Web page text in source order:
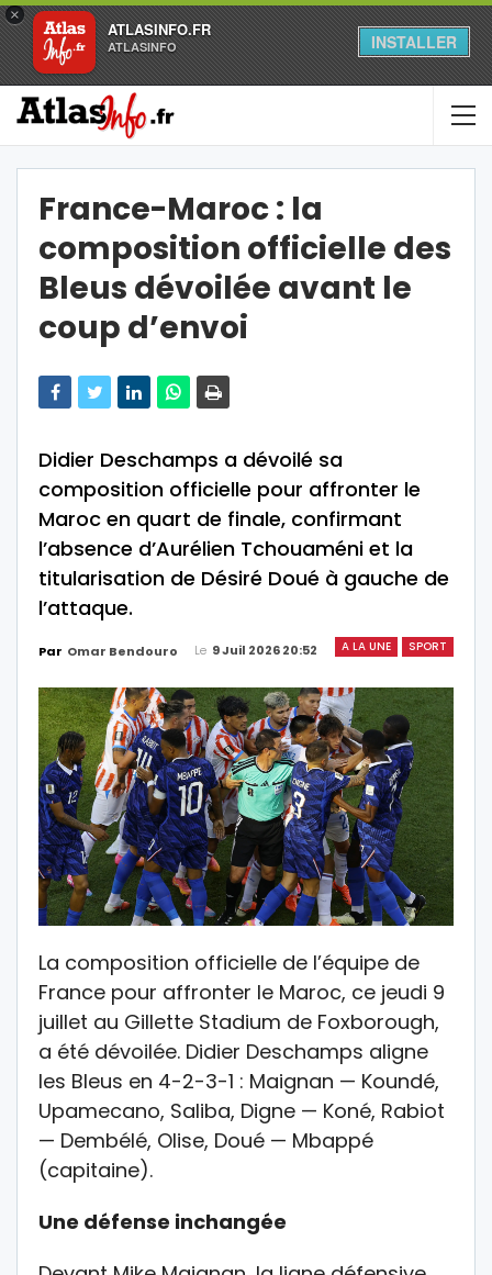
×
ATLASINFO.FR
ATLASINFO INSTALLER
France-Maroc : la
composition officielle des
Bleus dévoilée avant le
coup d’envoi
Didier Deschamps a dévoilé sa
composition officielle pour affronter le
Maroc en quart de finale, confirmant
l’absence d’Aurélien Tchouaméni et la
titularisation de Désiré Doué à gauche de
l’attaque.
A LA UNE SPORT
Par Omar Bendouro Le 9 Juil 2026 20:52
La composition officielle de l’équipe de
France pour affronter le Maroc, ce jeudi 9
juillet au Gillette Stadium de Foxborough,
a été dévoilée. Didier Deschamps aligne
les Bleus en 4-2-3-1 : Maignan — Koundé,
Upamecano, Saliba, Digne — Koné, Rabiot
— Dembélé, Olise, Doué — Mbappé
(capitaine).
Une défense inchangée